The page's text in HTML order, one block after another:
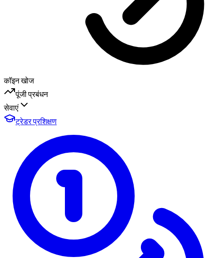
कॉइन खोज
पूंजी प्रबंधन
सेवाएं
ट्रेडर प्रशिक्षण